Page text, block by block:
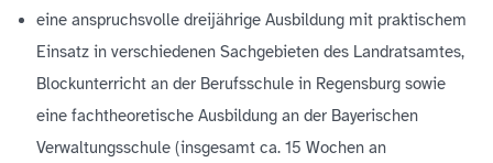
eine anspruchsvolle dreijährige Ausbildung mit praktischem
Einsatz in verschiedenen Sachgebieten des Landratsamtes,
Blockunterricht an der Berufsschule in Regensburg sowie
eine fachtheoretische Ausbildung an der Bayerischen
Verwaltungsschule (insgesamt ca. 15 Wochen an